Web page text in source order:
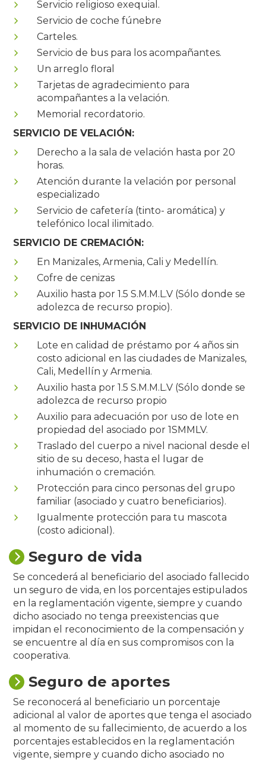
Servicio religioso exequial.
Servicio de coche fúnebre
Carteles.
Servicio de bus para los acompañantes.
Un arreglo floral
Tarjetas de agradecimiento para
acompañantes a la velación.
Memorial recordatorio.
SERVICIO DE VELACIÓN:
Derecho a la sala de velación hasta por 20
horas.
Atención durante la velación por personal
especializado
Servicio de cafetería (tinto- aromática) y
telefónico local ilimitado.
SERVICIO DE CREMACIÓN:
En Manizales, Armenia, Cali y Medellín.
Cofre de cenizas
Auxilio hasta por 1.5 S.M.M.L.V (Sólo donde se
adolezca de recurso propio).
SERVICIO DE INHUMACIÓN
Lote en calidad de préstamo por 4 años sin
costo adicional en las ciudades de Manizales,
Cali, Medellín y Armenia.
Auxilio hasta por 1.5 S.M.M.L.V (Sólo donde se
adolezca de recurso propio
Auxilio para adecuación por uso de lote en
propiedad del asociado por 1SMMLV.
Traslado del cuerpo a nivel nacional desde el
sitio de su deceso, hasta el lugar de
inhumación o cremación.
Protección para cinco personas del grupo
familiar (asociado y cuatro beneficiarios).
Igualmente protección para tu mascota
(costo adicional).
Seguro de vida
Se concederá al beneficiario del asociado fallecido
un seguro de vida, en los porcentajes estipulados
en la reglamentación vigente, siempre y cuando
dicho asociado no tenga preexistencias que
impidan el reconocimiento de la compensación y
se encuentre al día en sus compromisos con la
cooperativa.
Seguro de aportes
Se reconocerá al beneficiario un porcentaje
adicional al valor de aportes que tenga el asociado
al momento de su fallecimiento, de acuerdo a los
porcentajes establecidos en la reglamentación
vigente, siempre y cuando dicho asociado no